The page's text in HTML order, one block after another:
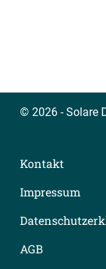
© 2026 - Solare
Kontakt
Impressum
AGB